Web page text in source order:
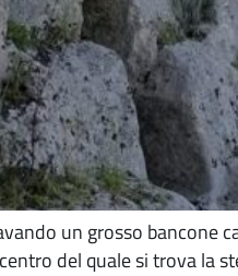
un grosso bancone
del quale si trova la